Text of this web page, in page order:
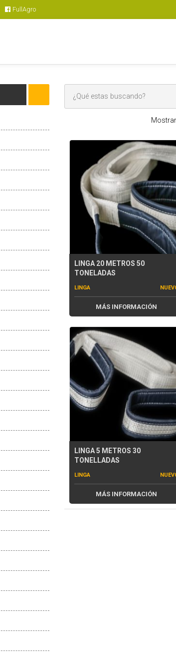
FullAgro
LINGA 20 METROS 50
TONELADAS
LINGA
MÁS INFORMACIÓN
LINGA 5 METROS 30
TONELLADAS
LINGA
MÁS INFORMACIÓN